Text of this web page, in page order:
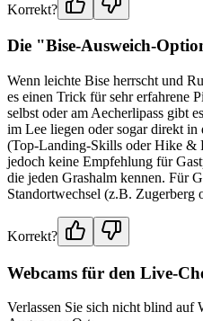
Korrekt?
Die "Bise-Ausweich-
Wenn leichte Bise herrscht und
es einen Trick für sehr erfahrene
selbst oder am Aecherlipass gibt
im Lee liegen oder sogar direkt in
(Top-Landing-Skills oder Hike &
jedoch keine Empfehlung für
die jeden Grashalm kennen. Für
Standortwechsel (z.B. Zugerberg
Korrekt?
Webcams für den Live-
Verlassen Sie sich nicht blind auf